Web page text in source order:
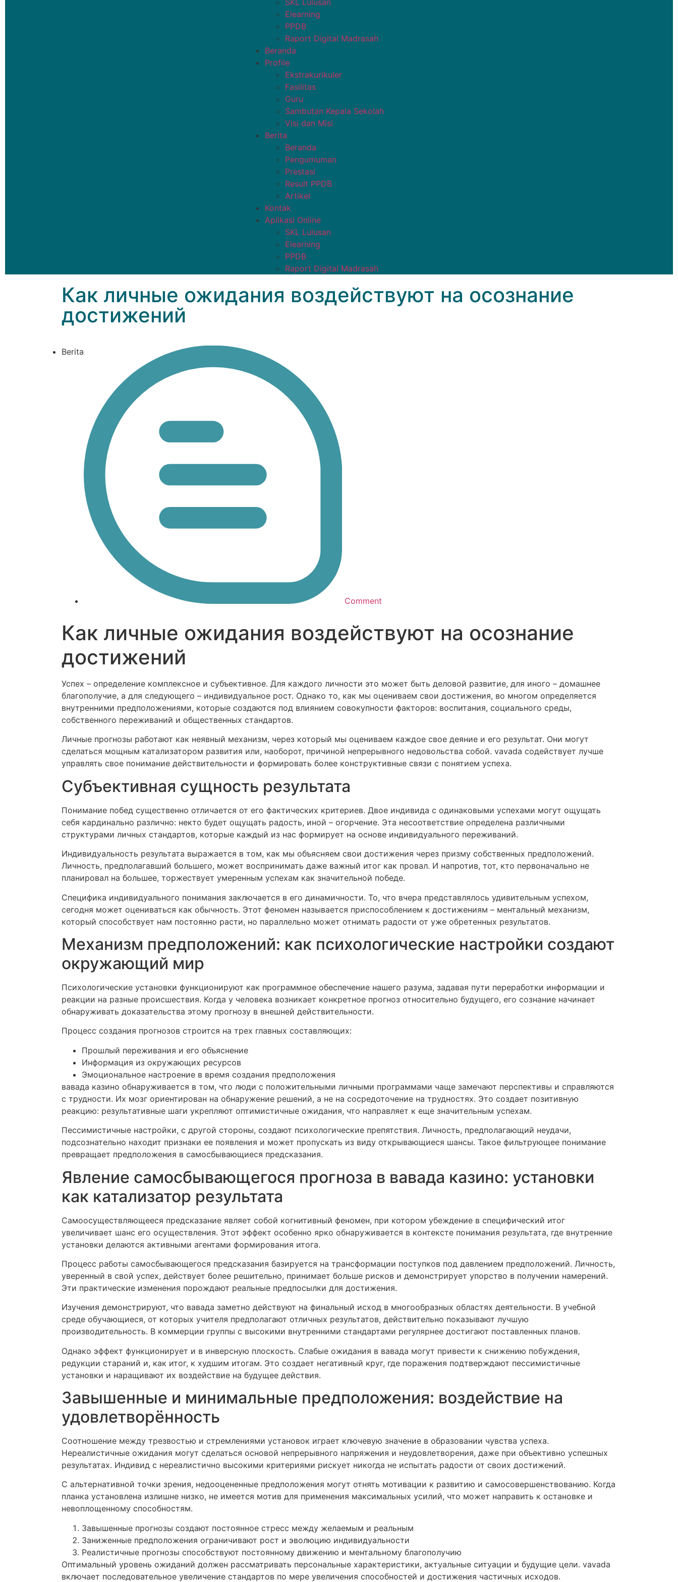
SKL Lulusan
Elearning
PPDB
Raport Digital Madrasah
Beranda
Profile
Ekstrakurikuler
Fasilitas
Guru
Sambutan Kepala Sekolah
Visi dan Misi
Berita
Beranda
Pengumuman
Prestasi
Result PPDB
Artikel
Kontak
Aplikasi Online
SKL Lulusan
Elearning
PPDB
Raport Digital Madrasah
Как личные ожидания воздействуют на осознание
достижений
Berita
Comment
Как личные ожидания воздействуют на осознание
достижений
Успех – определение комплексное и субъективное. Для каждого личности это может быть деловой развитие, для иного – домашнее
благополучие, а для следующего – индивидуальное рост. Однако то, как мы оцениваем свои достижения, во многом определяется
внутренними предположениями, которые создаются под влиянием совокупности факторов: воспитания, социального среды,
собственного переживаний и общественных стандартов.
Личные прогнозы работают как неявный механизм, через который мы оцениваем каждое свое деяние и его результат. Они могут
сделаться мощным катализатором развития или, наоборот, причиной непрерывного недовольства собой. vavada содействует лучше
управлять свое понимание действительности и формировать более конструктивные связи с понятием успеха.
Субъективная сущность результата
Понимание побед существенно отличается от его фактических критериев. Двое индивида с одинаковыми успехами могут ощущать
себя кардинально различно: некто будет ощущать радость, иной – огорчение. Эта несоответствие определена различными
структурами личных стандартов, которые каждый из нас формирует на основе индивидуального переживаний.
Индивидуальность результата выражается в том, как мы объясняем свои достижения через призму собственных предположений.
Личность, предполагавший большего, может воспринимать даже важный итог как провал. И напротив, тот, кто первоначально не
планировал на большее, торжествует умеренным успехам как значительной победе.
Специфика индивидуального понимания заключается в его динамичности. То, что вчера представлялось удивительным успехом,
сегодня может оцениваться как обычность. Этот феномен называется приспособлением к достижениям – ментальный механизм,
который способствует нам постоянно расти, но параллельно может отнимать радости от уже обретенных результатов.
Механизм предположений: как психологические настройки создают
окружающий мир
Психологические установки функционируют как программное обеспечение нашего разума, задавая пути переработки информации и
реакции на разные происшествия. Когда у человека возникает конкретное прогноз относительно будущего, его сознание начинает
обнаруживать доказательства этому прогнозу в внешней действительности.
Процесс создания прогнозов строится на трех главных составляющих:
Прошлый переживания и его объяснение
Информация из окружающих ресурсов
Эмоциональное настроение в время создания предположения
вавада казино обнаруживается в том, что люди с положительными личными программами чаще замечают перспективы и справляются
с трудности. Их мозг ориентирован на обнаружение решений, а не на сосредоточение на трудностях. Это создает позитивную
реакцию: результативные шаги укрепляют оптимистичные ожидания, что направляет к еще значительным успехам.
Пессимистичные настройки, с другой стороны, создают психологические препятствия. Личность, предполагающий неудачи,
подсознательно находит признаки ее появления и может пропускать из виду открывающиеся шансы. Такое фильтрующее понимание
превращает предположения в самосбывающиеся предсказания.
Явление самосбывающегося прогноза в вавада казино: установки
как катализатор результата
Самоосуществляющееся предсказание являет собой когнитивный феномен, при котором убеждение в специфический итог
увеличивает шанс его осуществления. Этот эффект особенно ярко обнаруживается в контексте понимания результата, где внутренние
установки делаются активными агентами формирования итога.
Процесс работы самосбывающегося предсказания базируется на трансформации поступков под давлением предположений. Личность,
уверенный в свой успех, действует более решительно, принимает больше рисков и демонстрирует упорство в получении намерений.
Эти практические изменения порождают реальные предпосылки для достижения.
Изучения демонстрируют, что вавада заметно действуют на финальный исход в многообразных областях деятельности. В учебной
среде обучающиеся, от которых учителя предполагают отличных результатов, действительно показывают лучшую
производительность. В коммерции группы с высокими внутренними стандартами регулярнее достигают поставленных планов.
Однако эффект функционирует и в инверсную плоскость. Слабые ожидания в вавада могут привести к снижению побуждения,
редукции стараний и, как итог, к худшим итогам. Это создает негативный круг, где поражения подтверждают пессимистичные
установки и наращивают их воздействие на будущее действия.
Завышенные и минимальные предположения: воздействие на
удовлетворённость
Соотношение между трезвостью и стремлениями установок играет ключевую значение в образовании чувства успеха.
Нереалистичные ожидания могут сделаться основой непрерывного напряжения и неудовлетворения, даже при объективно успешных
результатах. Индивид с нереалистично высокими критериями рискует никогда не испытать радости от своих достижений.
С альтернативной точки зрения, недооцененные предположения могут отнять мотивации к развитию и самосовершенствованию. Когда
планка установлена излишне низко, не имеется мотив для применения максимальных усилий, что может направить к остановке и
невоплощенному способностям.
Завышенные прогнозы создают постоянное стресс между желаемым и реальным
Заниженные предположения ограничивают рост и эволюцию индивидуальности
Реалистичные прогнозы способствуют постоянному движению и ментальному благополучию
Оптимальный уровень ожиданий должен рассматривать персональные характеристики, актуальные ситуации и будущие цели. vavada
включает последовательное увеличение стандартов по мере увеличения способностей и достижения частичных исходов.